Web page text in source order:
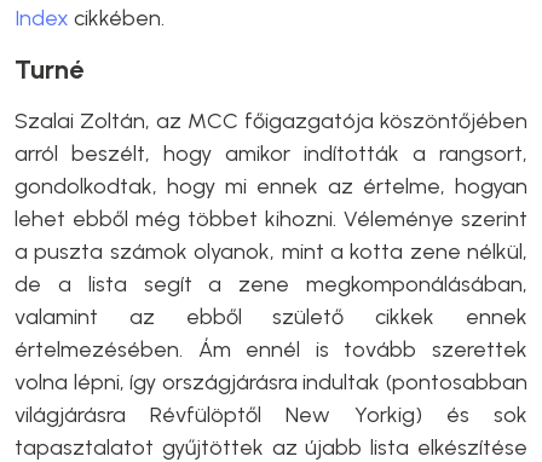
Index cikkében.
Turné
Szalai Zoltán, az MCC főigazgatója köszöntőjében
arról beszélt, hogy amikor indították a rangsort,
gondolkodtak, hogy mi ennek az értelme, hogyan
lehet ebből még többet kihozni. Véleménye szerint
a puszta számok olyanok, mint a kotta zene nélkül,
de a lista segít a zene megkomponálásában,
valamint az ebből születő cikkek ennek
értelmezésében. Ám ennél is tovább szerettek
volna lépni, így országjárásra indultak (pontosabban
világjárásra Révfülöptől New Yorkig) és sok
tapasztalatot gyűjtöttek az újabb lista elkészítése